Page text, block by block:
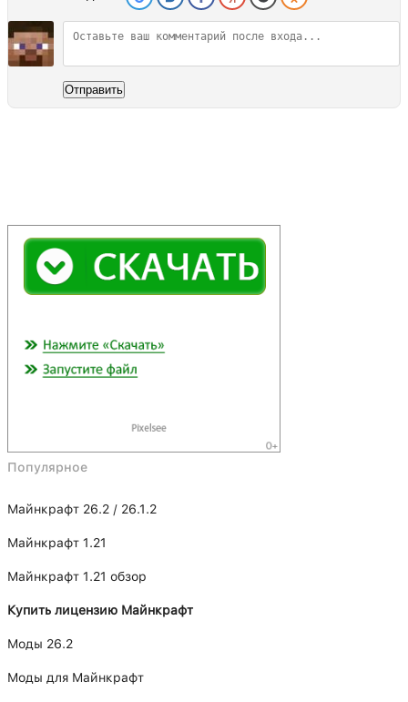
Отправить
Популярное
Майнкрафт 26.2 / 26.1.2
Майнкрафт 1.21
Майнкрафт 1.21 обзор
Купить лицензию Майнкрафт
Моды 26.2
Моды для Майнкрафт